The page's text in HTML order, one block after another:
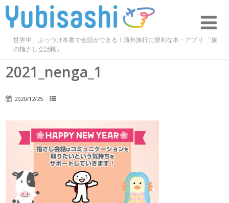
世界中、ぶっつけ本番で会話ができる！海外旅行に便利な本・アプリ 「旅
の指さし会話帳」
2021_nenga_1
2020/12/25